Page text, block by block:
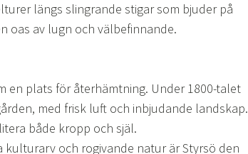
längs slingrande stigar som bjuder på
oas av lugn och välbefinnande.
en plats för återhämtning. Under 1800-talet
med frisk luft och inbjudande landskap.
både kropp och själ.
och rogivande natur är Styrsö den